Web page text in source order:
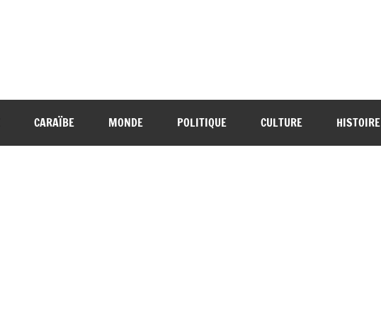
CARAÏBE MONDE POLITIQUE CULTURE HISTOIRE